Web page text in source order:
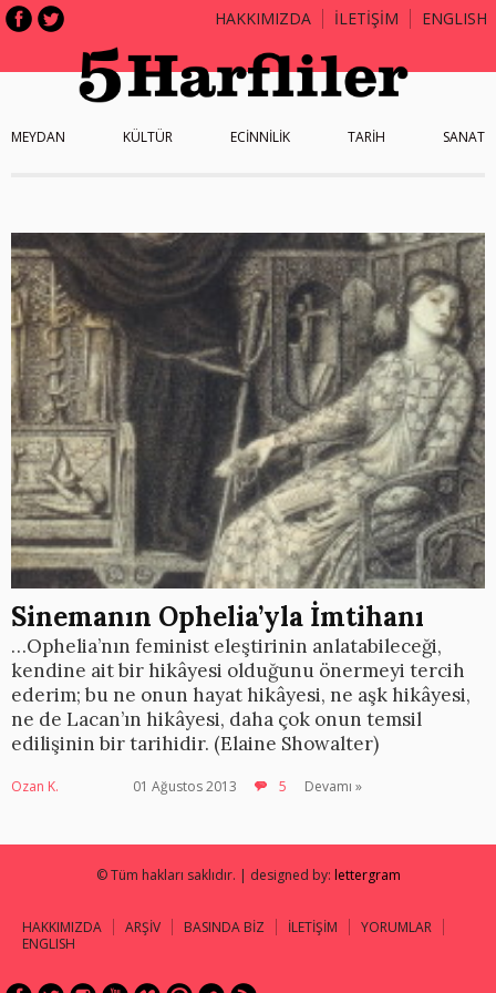
HAKKIMIZDA İLETİŞİM ENGLISH
MEYDAN KÜLTÜR ECİNNİLİK TARİH SANAT
Sinemanın Ophelia’yla İmtihanı
…Ophelia’nın feminist eleştirinin anlatabileceği,
kendine ait bir hikâyesi olduğunu önermeyi tercih
ederim; bu ne onun hayat hikâyesi, ne aşk hikâyesi,
ne de Lacan’ın hikâyesi, daha çok onun temsil
edilişinin bir tarihidir. (Elaine Showalter)
Ozan K. 01 Ağustos 2013 5 Devamı »
© Tüm hakları saklıdır. | designed by: lettergram
HAKKIMIZDA ARŞİV BASINDA BİZ İLETİŞİM
YORUMLAR
ENGLISH